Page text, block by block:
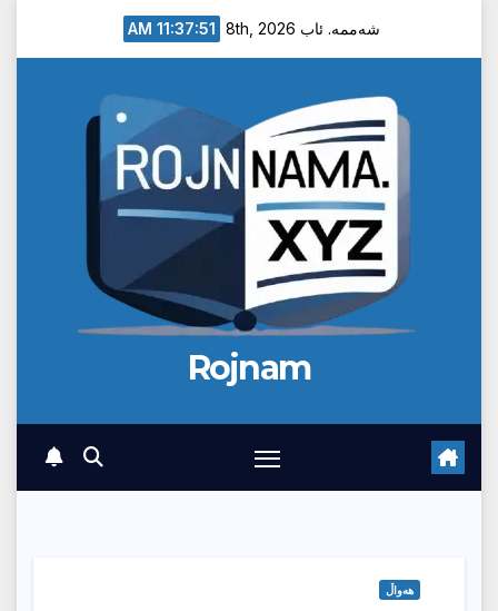
شەممە. ئاب 8th, 2026 11:37:51 AM
Rojnam
هەواڵ